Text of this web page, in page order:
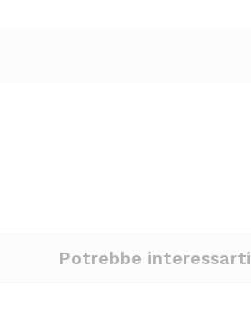
Potrebbe interessarti